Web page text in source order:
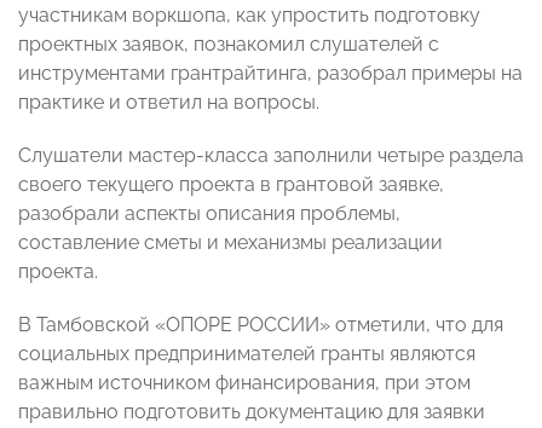
участникам воркшопа, как упростить подготовку
проектных заявок, познакомил слушателей с
инструментами грантрайтинга, разобрал примеры на
практике и ответил на вопросы.
Слушатели мастер-класса заполнили четыре раздела
своего текущего проекта в грантовой заявке,
разобрали аспекты описания проблемы,
составление сметы и механизмы реализации
проекта.
В Тамбовской «ОПОРЕ РОССИИ» отметили, что для
социальных предпринимателей гранты являются
важным источником финансирования, при этом
правильно подготовить документацию для заявки